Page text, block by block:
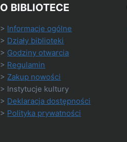
O BIBLIOTECE
> Informacje ogólne
> Działy biblioteki
> Godziny otwarcia
> Regulamin
> Zakup nowości
> Instytucje kultury
> Deklaracja dostępności
> Polityka prywatności